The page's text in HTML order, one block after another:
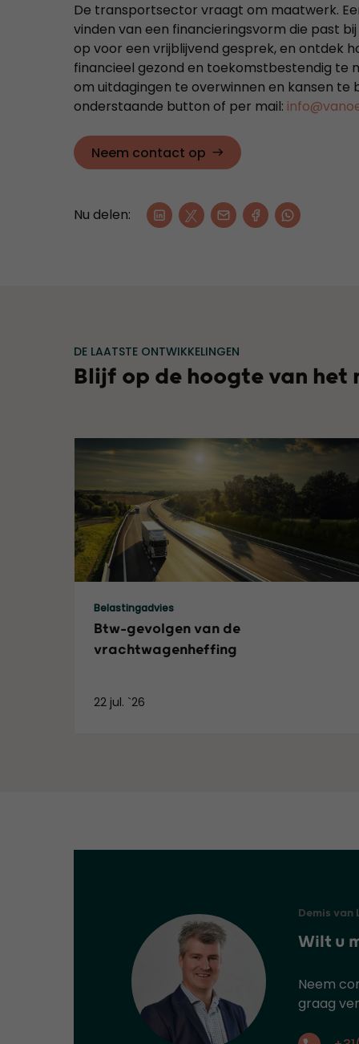
De transportsector vraagt om maatwerk.
vinden van een financieringsvorm die past
op voor een vrijblijvend gesprek, en ontdek
financieel gezond en toekomstbestendig te
om uitdagingen te overwinnen en kansen
onderstaande button of per mail:
Neem contact op
Nu delen:
DE LAATSTE ONTWIKKELINGEN
Blijf op de hoogte van het
Belastingadvies
Btw-gevolgen van de
vrachtwagenheffing
22 jul. `26
Demis van
Wilt u
Neem
graag